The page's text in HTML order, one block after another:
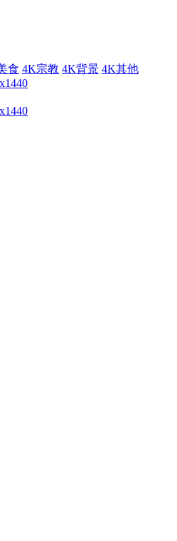
食 4K宗教 4K背景 4K其他